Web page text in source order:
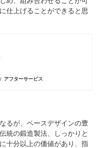
仕上げることができると思
アフターサービス
るが、ベースデザインの豊
統の鍛造製法、しっかりと
十分以上の価値があり、指